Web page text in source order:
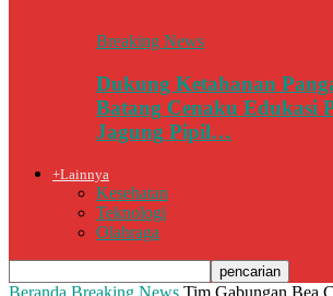
Breaking News
Dukung Ketahanan
Batang Cenaku Edukasi
Jagung Pipil…
+Lainnya
Kesehatan
Teknologi
Olahraga